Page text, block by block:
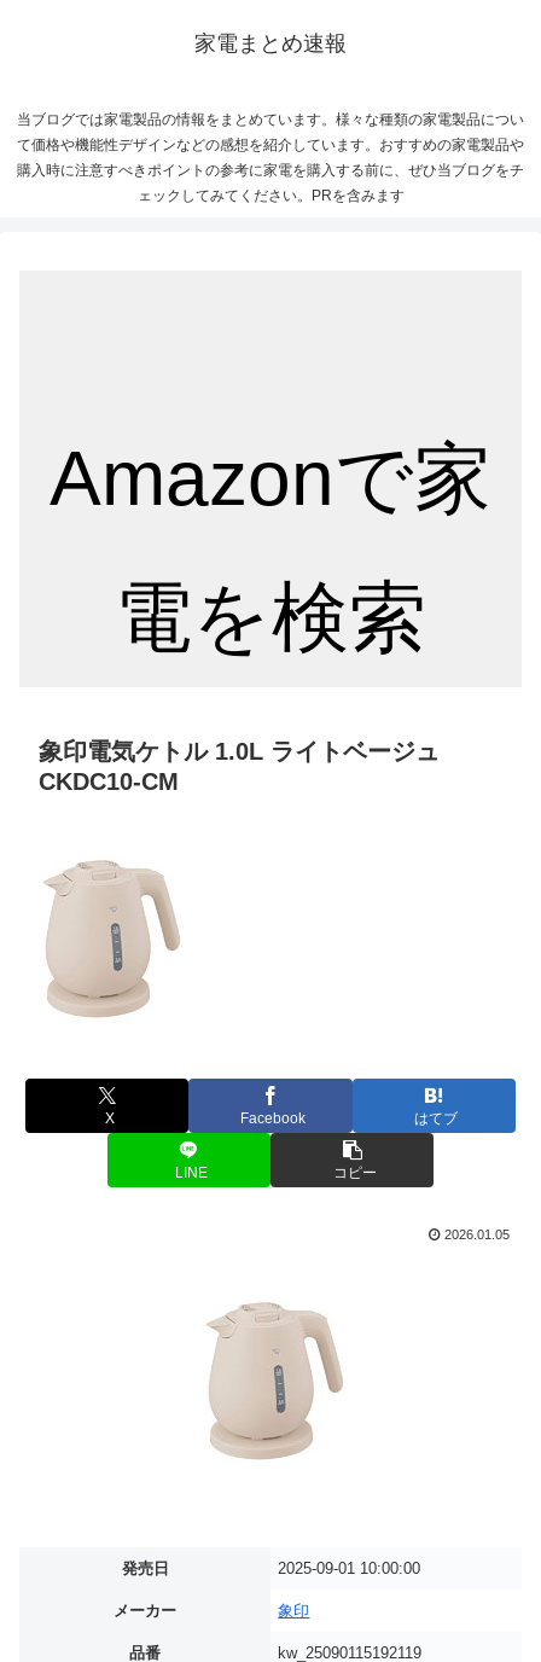
家電まとめ速報
当ブログでは家電製品の情報をまとめています。様々な種類の家電製品につい
て価格や機能性デザインなどの感想を紹介しています。おすすめの家電製品や
購入時に注意すべきポイントの参考に家電を購入する前に、ぜひ当ブログをチ
ェックしてみてください。PRを含みます
Amazonで家
電を検索
象印電気ケトル 1.0L ライトベージュ
CKDC10-CM
X Facebook はてブ
LINE コピー
2026.01.05
発売日 2025-09-01 10:00:00
メーカー 象印
品番 kw_25090115192119